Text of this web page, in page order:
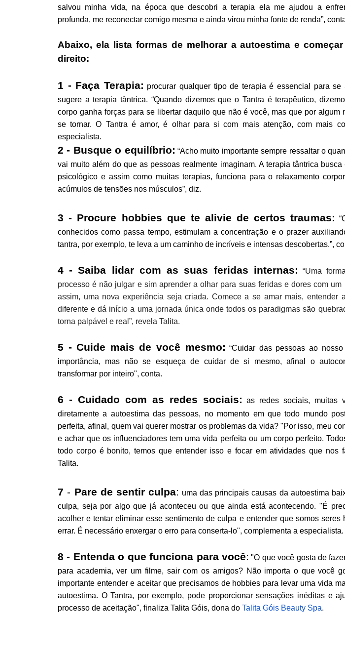
salvou minha vida, na época que descobri a terapia ela me ajudou a
profunda, me reconectar comigo mesma e ainda virou minha fonte de renda”,
Abaixo, ela lista formas de melhorar a autoestima e
direito:
1 - Faça Terapia: procurar qualquer tipo de terapia é essencial para se
sugere a terapia tântrica. “Quando dizemos que o Tantra é terapêutico,
corpo ganha forças para se libertar daquilo que não é você, mas que por algum
se tornar. O Tantra é amor, é olhar para si com mais atenção, com mais
especialista.
2 - Busque o equilíbrio: “Acho muito importante sempre ressaltar o
vai muito além do que as pessoas realmente imaginam. A terapia tântrica
psicológico e assim como muitas terapias, funciona para o relaxamento
acúmulos de tensões nos músculos”, diz.
3 - Procure hobbies que te alivie de certos traumas:
conhecidos como passa tempo, estimulam a concentração e o prazer
tantra, por exemplo, te leva a um caminho de incríveis e intensas descobertas.”,
4 - Saiba lidar com as suas feridas internas:
“Uma
processo é não julgar e sim aprender a olhar para suas feridas e dores com um
assim, uma nova experiência seja criada. Comece a se amar mais, entender
diferente e dá início a uma jornada única onde todos os paradigmas são
torna palpável e real”, revela Talita.
5 - Cuide mais de você mesmo: “Cuidar das pessoas ao
importância, mas não se esqueça de cuidar de si mesmo, afinal o
transformar por inteiro", conta.
6 - Cuidado com as redes sociais: as redes sociais, muitas
diretamente a autoestima das pessoas, no momento em que todo mundo
perfeita, afinal, quem vai querer mostrar os problemas da vida? "Por isso, meu
e achar que os influenciadores tem uma vida perfeita ou um corpo perfeito.
todo corpo é bonito, temos que entender isso e focar em atividades que nos
Talita.
7 - Pare de sentir culpa: uma das principais causas da autoestima
culpa, seja por algo que já aconteceu ou que ainda está acontecendo. "É
acolher e tentar eliminar esse sentimento de culpa e entender que somos seres
errar. É necessário enxergar o erro para conserta-lo", complementa a especialista.
8 - Entenda o que funciona para você: "O que você gosta de
para academia, ver um filme, sair com os amigos? Não importa o que você
importante entender e aceitar que precisamos de hobbies para levar uma vida
autoestima. O Tantra, por exemplo, pode proporcionar sensações inéditas e
processo de aceitação", finaliza Talita Góis, dona do Talita Góis Beauty Spa.